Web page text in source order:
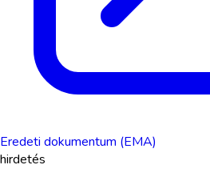
Eredeti dokumentum (EMA)
hirdetés